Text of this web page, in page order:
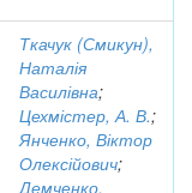
Ткачук (Смикун),
Наталія
Василівна;
Цехмістер, А. В.;
Янченко, Віктор
Олексійович;
Демченко,